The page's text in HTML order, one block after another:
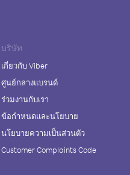
บริษัท
เกี่ยวกับ Viber
ศูนย์กลางแบรนด์
ร่วมงานกับเรา
ข้อกำหนดและนโยบาย
นโยบายความเป็นส่วนตัว
Customer Complaints Code